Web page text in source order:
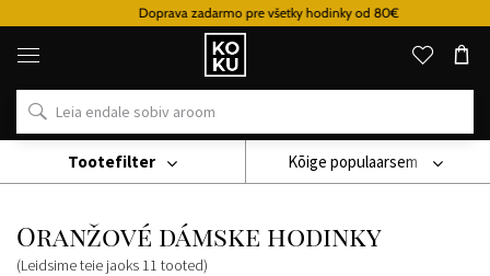
Doprava zadarmo pre všetky hodinky od 80€
Originaalsed
parfüümid
kellad
ühes
Käekell Dámske Hodinky Oranžové Dámske Hodinky
Oranžové dámske hodinky
(Leidsime teie jaoks 11 tooted)
Kõige populaarsem
Tootefilter